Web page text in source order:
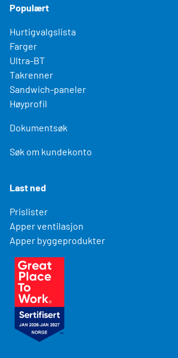
Populært
Hurtigvalgslista
Farger
Ultra-BT
Takrenner
Sandwich-paneler
Høyprofil
Dokumentsøk
Søk om kundekonto
Last ned
Prislister
Apper ventilasjon
Apper byggeprodukter